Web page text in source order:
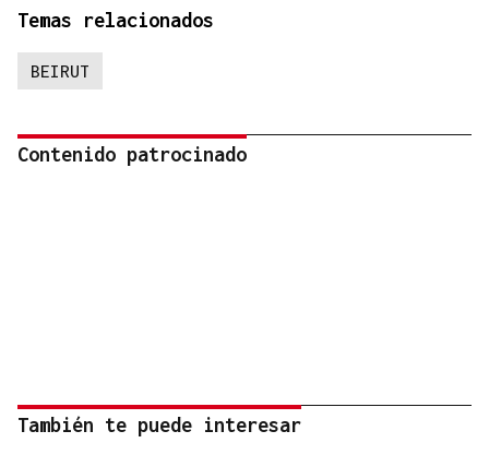
Temas relacionados
BEIRUT
Contenido patrocinado
También te puede interesar